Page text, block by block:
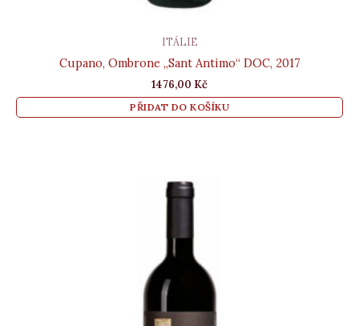
ITÁLIE
Cupano, Ombrone „Sant Antimo“ DOC, 2017
1476,00 Kč
PŘIDAT DO KOŠÍKU